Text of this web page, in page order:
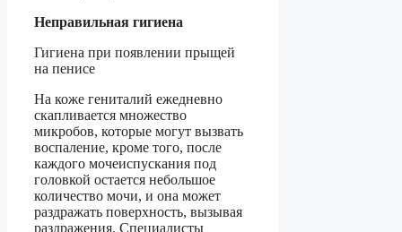
Неправильная гигиена
Гигиена при появлении прыщей
на пенисе
На коже гениталий ежедневно
скапливается множество
микробов, которые могут вызвать
воспаление, кроме того, после
каждого мочеиспускания под
головкой остается небольшое
количество мочи, и она может
раздражать поверхность, вызывая
раздражения. Специалисты